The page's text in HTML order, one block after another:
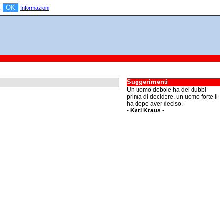
OK Informazioni
Suggerimenti
Un uomo debole ha dei dubbi
prima di decidere, un uomo forte li
ha dopo aver deciso.
- Karl Kraus -